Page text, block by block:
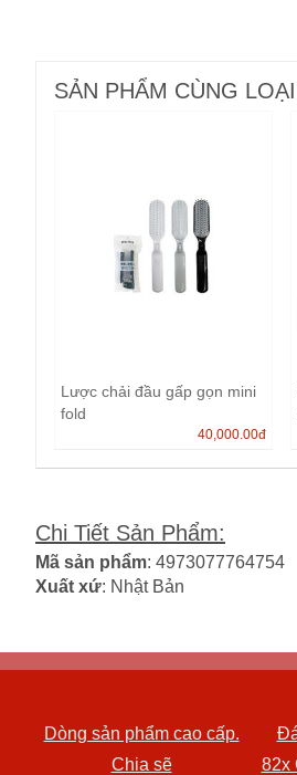
SẢN PHẨM CÙNG LOẠI
Lược chải đầu gấp gọn mini
fold
40,000.00đ
Chi Tiết Sản Phẩm:
Mã sản phẩm: 4973077764754
Xuất xứ: Nhật Bản
Dòng sản phẩm cao cấp.
Chia sẽ
82x